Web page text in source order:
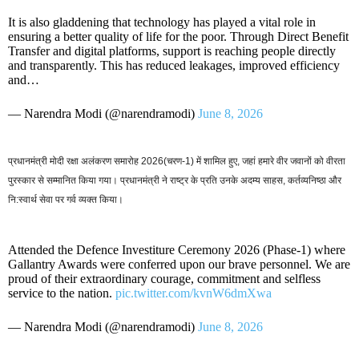
It is also gladdening that technology has played a vital role in
ensuring a better quality of life for the poor. Through Direct Benefit
Transfer and digital platforms, support is reaching people directly
and transparently. This has reduced leakages, improved efficiency
and…
— Narendra Modi (@narendramodi) June 8, 2026
प्रधानमंत्री मोदी रक्षा अलंकरण समारोह 2026(चरण-1) में शामिल हुए, जहां हमारे वीर जवानों को वीरता
पुरस्कार से सम्मानित किया गया। प्रधानमंत्री ने राष्ट्र के प्रति उनके अदम्य साहस, कर्तव्यनिष्ठा और
नि:स्वार्थ सेवा पर गर्व व्यक्त किया।
Attended the Defence Investiture Ceremony 2026 (Phase-1) where
Gallantry Awards were conferred upon our brave personnel. We are
proud of their extraordinary courage, commitment and selfless
service to the nation. pic.twitter.com/kvnW6dmXwa
— Narendra Modi (@narendramodi) June 8, 2026